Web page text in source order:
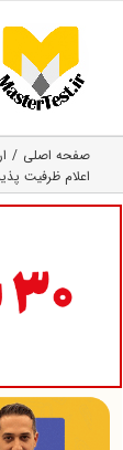
content
صفحه اصلی
اعلام ظرفیت